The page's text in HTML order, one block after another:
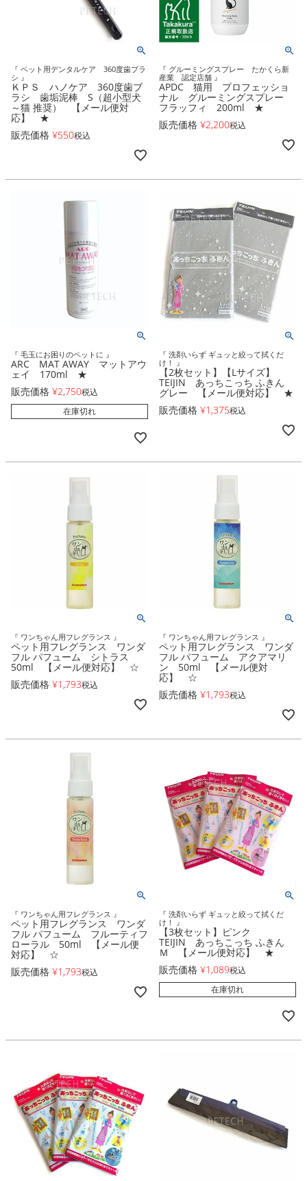
『 ペット用デンタルケア 360度歯ブラ
シ 』
ＫＰＳ ハノケア 360度歯ブ
ラシ 歯垢泥棒 S（超小型犬
～猫 推奨） 【メール便対
応】 ★
販売価格 ¥550税込
『 グルーミングスプレー たかくら新
産業 認定店舗 』
APDC 猫用 プロフェッショ
ナル グルーミングスプレー
フラッフィ 200ml ★
販売価格 ¥2,200税込
『 毛玉にお困りのペットに 』
ARC MAT AWAY マットアウ
ェイ 170ml ★
販売価格 ¥2,750税込
在庫切れ
『 洗剤いらず ギュッと絞って拭くだ
け！ 』
【2枚セット】【Lサイズ】
TEIJIN あっちこっち ふきん
グレー 【メール便対応】 ★
販売価格 ¥1,375税込
『 ワンちゃん用フレグランス 』
ペット用フレグランス ワンダ
フル パフューム シトラス
50ml 【メール便対応】 ☆
販売価格 ¥1,793税込
『 ワンちゃん用フレグランス 』
ペット用フレグランス ワンダ
フル パフューム アクアマリ
ン 50ml 【メール便対
応】 ☆
販売価格 ¥1,793税込
『 ワンちゃん用フレグランス 』
ペット用フレグランス ワンダ
フル パフューム フルーティフ
ローラル 50ml 【メール便
対応】 ☆
販売価格 ¥1,793税込
『 洗剤いらず ギュッと絞って拭くだ
け！ 』
【3枚セット】ピンク
TEIJIN あっちこっち ふきん
Ｍ 【メール便対応】 ★
販売価格 ¥1,089税込
在庫切れ